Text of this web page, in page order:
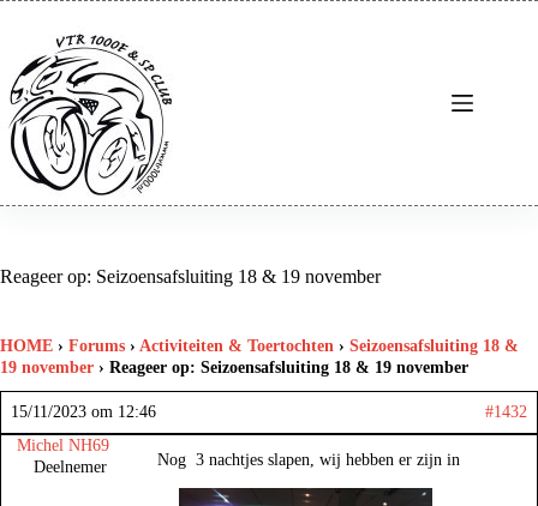
inhoud
Reageer op: Seizoensafsluiting 18 & 19 november
HOME › Forums › Activiteiten & Toertochten › Seizoensafsluiting 18 &
19 november › Reageer op: Seizoensafsluiting 18 & 19 november
15/11/2023 om 12:46
#1432
Michel NH69
Deelnemer
Nog 3 nachtjes slapen, wij hebben er zijn in